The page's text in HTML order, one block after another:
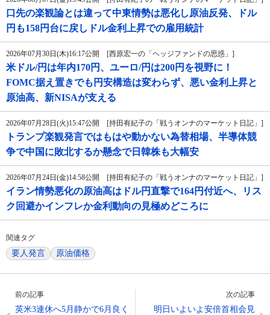
口先の楽観論とは違って中東情勢は悪化し原油反発、ドル
円も158円台に戻しドル金利上昇での雇用統計
2026年07月30日(木)16:17公開 [西原宏一の「ヘッジファンドの思惑」]
米ドル/円は年内170円、ユーロ/円は200円を視野に！
FOMC据え置きでも円安構造は変わらず、悪い金利上昇と
原油高、新NISAが支える
2026年07月28日(火)15:47公開 [持田有紀子の「戦うオンナのマーケット日記」]
トランプ楽観発言ではもはや動かない為替相場、半導体競
争で中国に敗北するか懸念で日韓株も大幅安
2026年07月24日(金)14:58公開 [持田有紀子の「戦うオンナのマーケット日記」]
イラン情勢悪化の原油高はドル円直撃で164円付近へ、リス
ク回避かインフレか金利動向の見極めどころに
関連タグ
要人発言 原油価格
前の記事
英米3連休へ5月静かで6月良く
次の記事
明日いよいよ安倍首相会見